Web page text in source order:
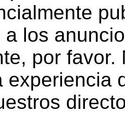
a los
por
experiencia